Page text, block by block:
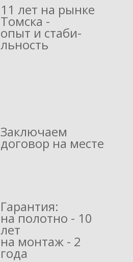
11 лет на рынке
Томска -
опыт и стаби­
льность
Заключаем
договор на месте
Гарантия:
на полотно - 10
лет
на монтаж - 2
года